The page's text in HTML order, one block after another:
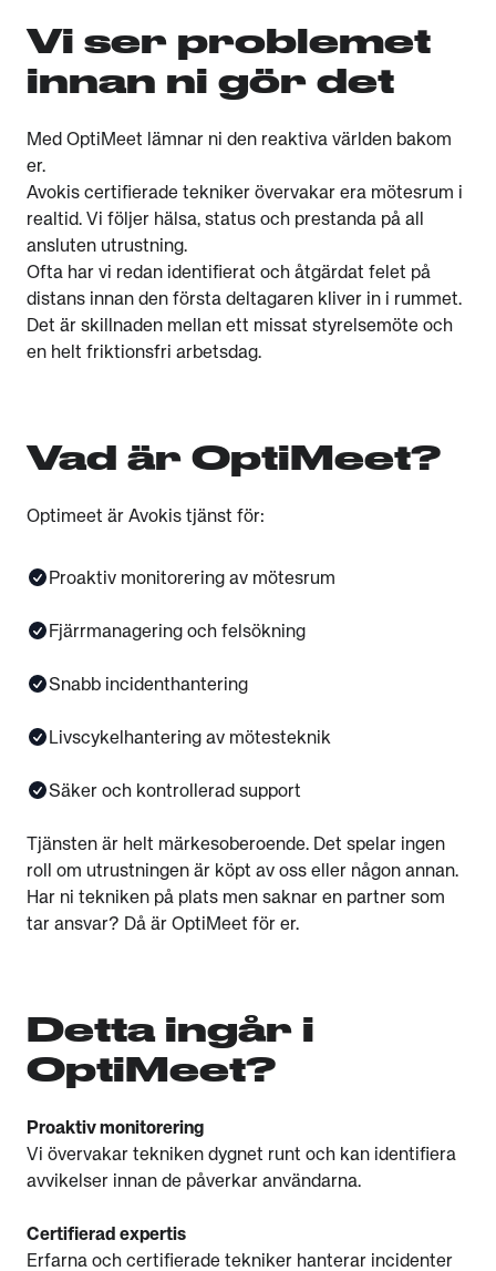
Vi ser problemet
innan ni gör det
Med OptiMeet lämnar ni den reaktiva världen bakom
er.
Avokis certifierade tekniker övervakar era mötesrum i
realtid. Vi följer hälsa, status och prestanda på all
ansluten utrustning.
Ofta har vi redan identifierat och åtgärdat felet på
distans innan den första deltagaren kliver in i rummet.
Det är skillnaden mellan ett missat styrelsemöte och
en helt friktionsfri arbetsdag.
Vad är OptiMeet?
Optimeet är Avokis tjänst för:
Proaktiv monitorering av mötesrum
Fjärrmanagering och felsökning
Snabb incidenthantering
Livscykelhantering av mötesteknik
Säker och kontrollerad support
Tjänsten är helt märkesoberoende. Det spelar ingen
roll om utrustningen är köpt av oss eller någon annan.
Har ni tekniken på plats men saknar en partner som
tar ansvar? Då är OptiMeet för er.
Detta ingår i
OptiMeet?
Proaktiv monitorering
Vi övervakar tekniken dygnet runt och kan identifiera
avvikelser innan de påverkar användarna.
Certifierad expertis
Erfarna och certifierade tekniker hanterar incidenter